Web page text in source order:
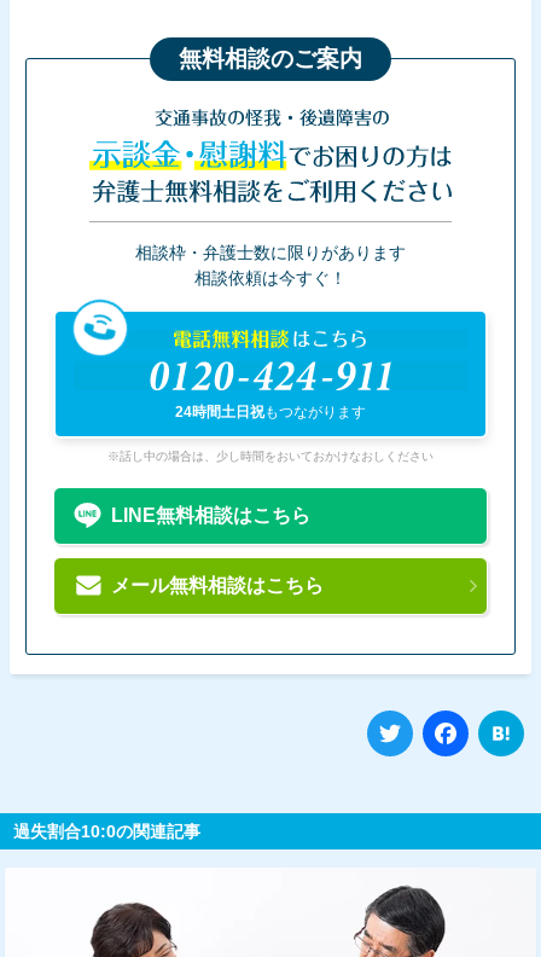
無料相談のご案内
交通事故の怪我・後遺障害の
示談金・慰謝料でお困りの方は
弁護士無料相談をご利用ください
相談枠・弁護士数に限りがあります
相談依頼は今すぐ！
電話無料相談はこちら
0120-424-911
24時間土日祝もつながります
※話し中の場合は、少し時間をおいておかけなおしください
LINE無料相談はこちら
メール無料相談はこちら
Twitter
過失割合10:0の関連記事